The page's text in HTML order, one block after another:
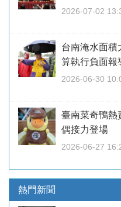
2026-07-02
台南淹水面
算執行負面報
2026-06-30
臺南菜奇鴨
偶接力登場
2026-06-27
熱門新聞